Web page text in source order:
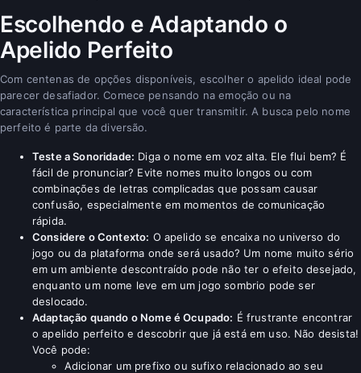
Escolhendo e Adaptando o
Apelido Perfeito
Com centenas de opções disponíveis, escolher o apelido ideal pode
parecer desafiador. Comece pensando na emoção ou na
característica principal que você quer transmitir. A busca pelo nome
perfeito é parte da diversão.
Teste a Sonoridade: Diga o nome em voz alta. Ele flui bem? É
fácil de pronunciar? Evite nomes muito longos ou com
combinações de letras complicadas que possam causar
confusão, especialmente em momentos de comunicação
rápida.
Considere o Contexto: O apelido se encaixa no universo do
jogo ou da plataforma onde será usado? Um nome muito sério
em um ambiente descontraído pode não ter o efeito desejado,
enquanto um nome leve em um jogo sombrio pode ser
deslocado.
Adaptação quando o Nome é Ocupado: É frustrante encontrar
o apelido perfeito e descobrir que já está em uso. Não desista!
Você pode:
Adicionar um prefixo ou sufixo relacionado ao seu